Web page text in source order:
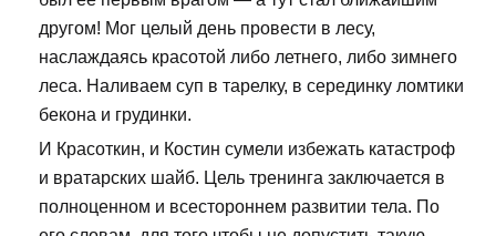
другом! Мог целый день провести в лесу,
наслаждаясь красотой либо летнего, либо зимнего
леса. Наливаем суп в тарелку, в серединку ломтики
бекона и грудинки.
И Красоткин, и Костин сумели избежать катастроф
и вратарских шайб. Цель тренинга заключается в
полноценном и всестороннем развитии тела. По